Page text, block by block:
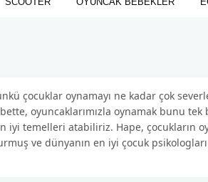
çocuklar oynamayı ne kadar çok
oyuncaklarımızla oynamak bunu
iyi temelleri atabiliriz. Hape, çocukların
ve dünyanın en iyi çocuk